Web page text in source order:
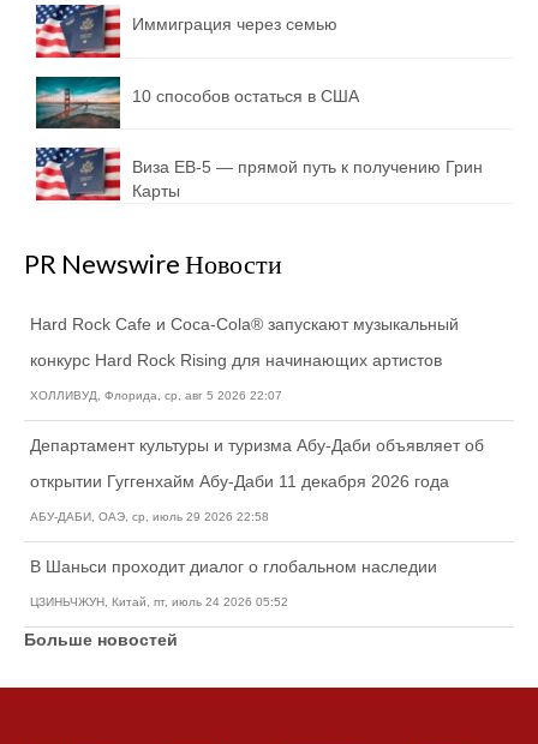
Иммиграция через семью
10 способов остаться в США
Виза EB-5 — прямой путь к получению Грин
Карты
PR Newswire Новости
Hard Rock Cafe и Coca-Cola® запускают музыкальный
конкурс Hard Rock Rising для начинающих артистов
ХОЛЛИВУД, Флорида, ср, авг 5 2026 22:07
Департамент культуры и туризма Абу-Даби объявляет об
открытии Гуггенхайм Абу-Даби 11 декабря 2026 года
АБУ-ДАБИ, ОАЭ, ср, июль 29 2026 22:58
В Шаньси проходит диалог о глобальном наследии
ЦЗИНЬЧЖУН, Китай, пт, июль 24 2026 05:52
Больше новостей